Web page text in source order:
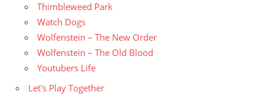
Thimbleweed Park
Watch Dogs
Wolfenstein – The New Order
Wolfenstein – The Old Blood
Youtubers Life
Let's Play Together